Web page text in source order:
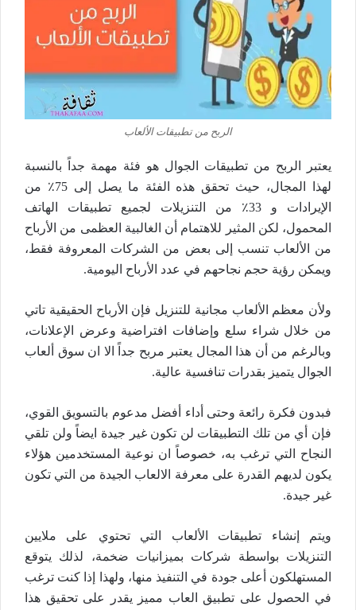
الربح من تطبيقات الألعاب
يعتبر الربح من تطبيقات الجوال هو فئة مهمة جداً بالنسبة
لهذا المجال، حيث تحقق هذه الفئة ما يصل إلى 75٪ من
الإيرادات و 33٪ من التنزيلات لجميع تطبيقات الهاتف
المحمول، لكن المثير للاهتمام أن الغالبية العظمى من الأرباح
من الألعاب تنسب إلى بعض من الشركات المعروفة فقط،
ويمكن رؤية حجم نجاحهم في عدد الأرباح اليومية.
ولأن معظم الألعاب مجانية للتنزيل فإن الأرباح الحقيقية تاتي
من خلال شراء سلع وإضافات افتراضية وعرض الإعلانات،
وبالرغم من أن هذا المجال يعتبر مربح جداً الا ان سوق ألعاب
الجوال يتميز بقدرات تنافسية عالية.
فبدون فكرة رائعة وحتى أداء أفضل مدعوم بالتسويق القوي،
فإن أي من تلك التطبيقات لن تكون غير جيدة ايضاً ولن تلقي
النجاح التي ترغب به، خصوصاً ان نوعية المستخدمين هؤلاء
يكون لديهم القدرة على معرفة الالعاب الجيدة من التي تكون
غير جيدة.
ويتم إنشاء تطبيقات الألعاب التي تحتوي على ملايين
التنزيلات بواسطة شركات بميزانيات ضخمة، لذلك يتوقع
المستهلكون أعلى جودة في التنفيذ منها، ولهذا إذا كنت ترغب
في الحصول على تطبيق العاب مميز يقدر على تحقيق هذا